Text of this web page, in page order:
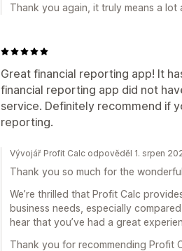
Thank you again, it truly means a
Great financial reporting app! It
financial reporting app did not
service. Definitely recommend if
reporting.
Vývojář Profit Calc odpověděl 1. srpen
Thank you so much for the
We’re thrilled that Profit Calc
business needs, especially
hear that you’ve had a great
Thank you for recommending Profit